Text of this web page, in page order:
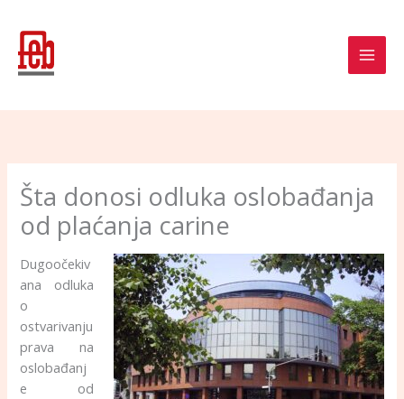
content
Šta donosi odluka oslobađanja
od plaćanja carine
Dugoočekiv
ana odluka
o
ostvarivanju
prava na
oslobađanj
e od